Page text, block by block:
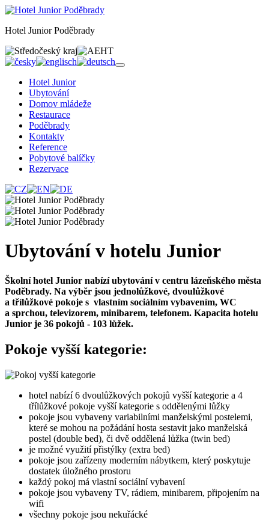
Hotel Junior Poděbrady
Hotel Junior
Ubytování
Domov mládeže
Restaurace
Poděbrady
Kontakty
Reference
Pobytové balíčky
Rezervace
Ubytování v hotelu Junior
Školní hotel Junior nabízí ubytování v centru lázeňského města
Poděbrady. Na výběr jsou jednolůžkové, dvoulůžkové
a třílůžkové pokoje s vlastním sociálním vybavením, WC
a sprchou, televizorem, minibarem, telefonem. Kapacita hotelu
Junior je 36 pokojů - 103 lůžek.
Pokoje vyšší kategorie:
hotel nabízí 6 dvoulůžkových pokojů vyšší kategorie a 4
třílůžkové pokoje vyšší kategorie s oddělenými lůžky
pokoje jsou vybaveny variabilními manželskými postelemi,
které se mohou na požádání hosta sestavit jako manželská
postel (double bed), či dvě oddělená lůžka (twin bed)
je možné využití přistýlky (extra bed)
pokoje jsou zařízeny moderním nábytkem, který poskytuje
dostatek úložného prostoru
každý pokoj má vlastní sociální vybavení
pokoje jsou vybaveny TV, rádiem, minibarem, připojením na
wifi
všechny pokoje jsou nekuřácké